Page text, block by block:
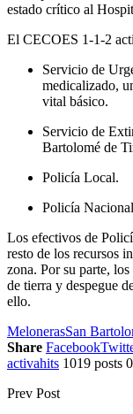
estado crítico al
El CECOES 1-1-2
Servicio de
medicalizado,
vital básico.
Servicio de
Bartolomé de
Policía Local.
Policía
Los efectivos de
resto de los recursos
zona. Por su parte,
de tierra y despegue
ello.
MelonerasSan
Share Facebook
activahits 1019 posts
Prev Post